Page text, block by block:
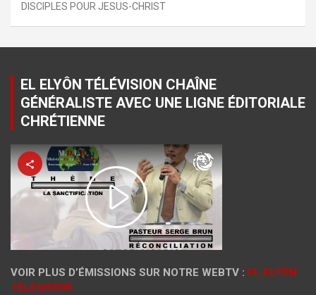
DISCIPLES POUR JESUS-CHRIST
EL ELYÔN TÉLÉVISION CHAÎNE
GÉNÉRALISTE AVEC UNE LIGNE ÉDITORIALE
CHRÉTIENNE
VOIR PLUS D’ÉMISSIONS SUR NOTRE WEBTV : EL ELYÔN
TÉLÉVISION